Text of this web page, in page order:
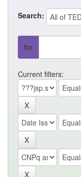
Search:
for
Current filters: